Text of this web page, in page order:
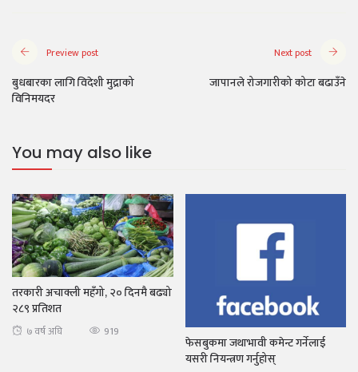
Preview post
बुधबारका लागि विदेशी मुद्राको
विनिमयदर
Next post
जापानले रोजगारीको कोटा बढाउँने
You may also like
तरकारी अचाक्ली महँगो, २० दिनमै बढ्यो
२८९ प्रतिशत
७ वर्ष अघि 919
फेसबुकमा जथाभावी कमेन्ट गर्नेलाई
यसरी नियन्त्रण गर्नुहोस्